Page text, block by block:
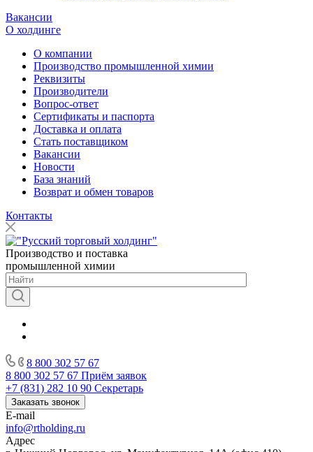
Вакансии
О холдинге
О компании
Производство промышленной химии
Реквизиты
Производители
Вопрос-ответ
Сертификаты и паспорта
Доставка и оплата
Стать поставщиком
Вакансии
Новости
База знаний
Возврат и обмен товаров
Контакты
Производство и поставка
промышленной химии
8 800 302 57 67
8 800 302 57 67 Приём заявок
+7 (831) 282 10 90 Секретарь
Заказать звонок
E-mail
info@rtholding.ru
Адрес